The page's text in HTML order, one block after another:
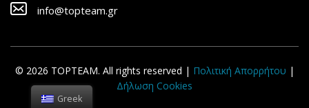
info@topteam.gr
© 2026 TOPTEAM. All rights reserved | Πολιτική Απορρήτου |
Δήλωση Cookies
Greek